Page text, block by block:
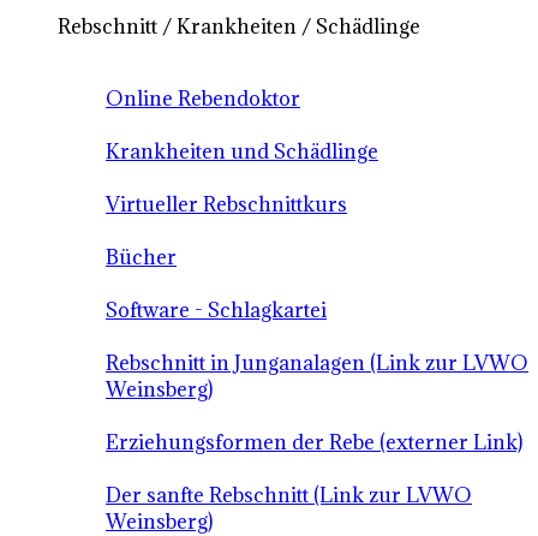
Rebschnitt / Krankheiten / Schädlinge
Online Rebendoktor
Krankheiten und Schädlinge
Virtueller Rebschnittkurs
Bücher
Software - Schlagkartei
Rebschnitt in Junganalagen (Link zur LVWO
Weinsberg)
Erziehungsformen der Rebe (externer Link)
Der sanfte Rebschnitt (Link zur LVWO
Weinsberg)